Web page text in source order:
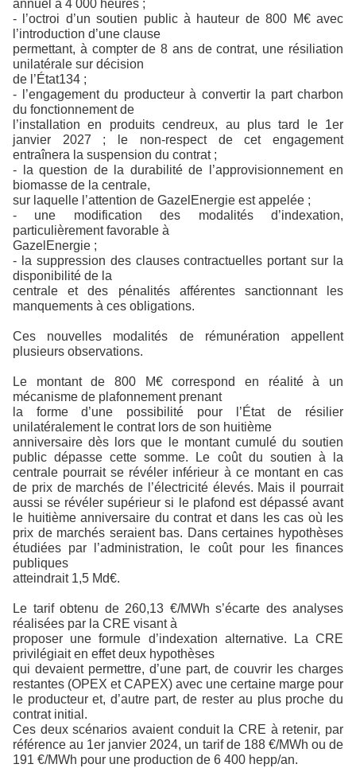
annuel à 4 000 heures ;
- l’octroi d’un soutien public à hauteur de 800 M€ avec
l’introduction d’une clause
permettant, à compter de 8 ans de contrat, une résiliation
unilatérale sur décision
de l’État134 ;
- l’engagement du producteur à convertir la part charbon
du fonctionnement de
l’installation en produits cendreux, au plus tard le 1er
janvier 2027 ; le non-respect de cet engagement
entraînera la suspension du contrat ;
- la question de la durabilité de l’approvisionnement en
biomasse de la centrale,
sur laquelle l’attention de GazelEnergie est appelée ;
- une modification des modalités d’indexation,
particulièrement favorable à
GazelEnergie ;
- la suppression des clauses contractuelles portant sur la
disponibilité de la
centrale et des pénalités afférentes sanctionnant les
manquements à ces obligations.
Ces nouvelles modalités de rémunération appellent
plusieurs observations.
Le montant de 800 M€ correspond en réalité à un
mécanisme de plafonnement prenant
la forme d’une possibilité pour l’État de résilier
unilatéralement le contrat lors de son huitième
anniversaire dès lors que le montant cumulé du soutien
public dépasse cette somme. Le coût du soutien à la
centrale pourrait se révéler inférieur à ce montant en cas
de prix de marchés de l’électricité élevés. Mais il pourrait
aussi se révéler supérieur si le plafond est dépassé avant
le huitième anniversaire du contrat et dans les cas où les
prix de marchés seraient bas. Dans certaines hypothèses
étudiées par l’administration, le coût pour les finances
publiques
atteindrait 1,5 Md€.
Le tarif obtenu de 260,13 €/MWh s’écarte des analyses
réalisées par la CRE visant à
proposer une formule d’indexation alternative. La CRE
privilégiait en effet deux hypothèses
qui devaient permettre, d’une part, de couvrir les charges
restantes (OPEX et CAPEX) avec une certaine marge pour
le producteur et, d’autre part, de rester au plus proche du
contrat initial.
Ces deux scénarios avaient conduit la CRE à retenir, par
référence au 1er janvier 2024, un tarif de 188 €/MWh ou de
191 €/MWh pour une production de 6 400 hepp/an.